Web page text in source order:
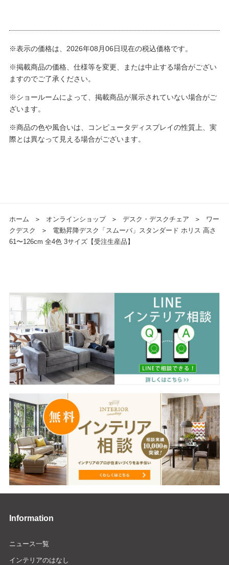
※表示の価格は、2026年08月06日現在の税込価格です。
※掲載商品の価格、仕様等を変更、または中止する場合がござい
ますのでご了承ください。
※ショールームによって、掲載商品が展示されていない場合がご
ざいます。
※商品の色や風合いは、コンピュータディスプレイの性質上、実
際とは異なって見える場合がございます。
ホーム ＞ オンラインショップ ＞ デスク・デスクチェア ＞
ワー
クデスク
＞
電動昇降デスク「スムーバ」スタンダード ホリス 高さ
61〜126cm 全4色 3サイズ【受注生産品】
Information
ニュース一覧
インテリアのはなし